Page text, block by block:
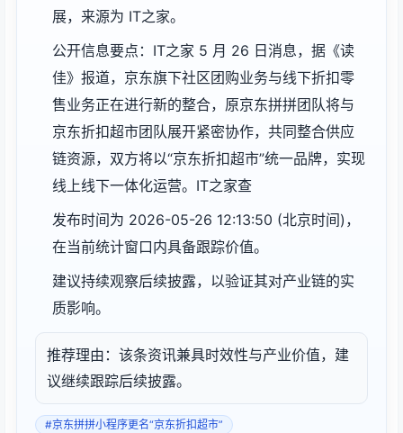
展，来源为 IT之家。
公开信息要点：IT之家 5 月 26 日消息，据《读
佳》报道，京东旗下社区团购业务与线下折扣零
售业务正在进行新的整合，原京东拼拼团队将与
京东折扣超市团队展开紧密协作，共同整合供应
链资源，双方将以“京东折扣超市”统一品牌，实现
线上线下一体化运营。IT之家查
发布时间为 2026-05-26 12:13:50 (北京时间)，
在当前统计窗口内具备跟踪价值。
建议持续观察后续披露，以验证其对产业链的实
质影响。
推荐理由：该条资讯兼具时效性与产业价值，建
议继续跟踪后续披露。
#京东拼拼小程序更名“京东折扣超市”